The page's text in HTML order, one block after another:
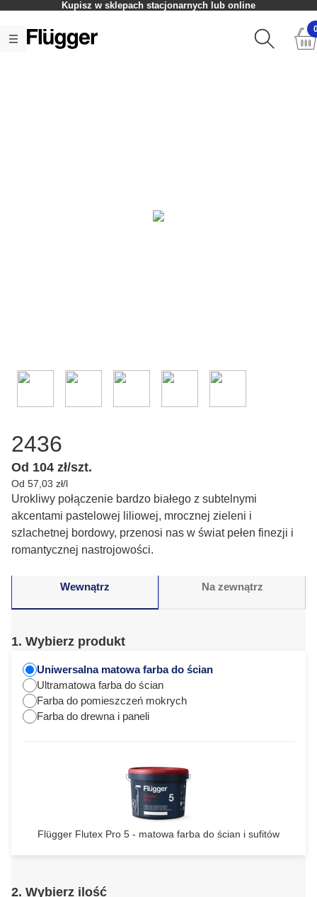
Kupisz w sklepach stacjonarnych lub online
2436
Od 104 zł/szt.
Od 57,03 zł/l
Urokliwy połączenie bardzo białego z subtelnymi
akcentami pastelowej liliowej, mrocznej zieleni i
szlachetnej bordowy, przenosi nas w świat pełen finezji i
romantycznej nastrojowości.
Wewnątrz Na zewnątrz
1. Wybierz produkt
Uniwersalna matowa farba do ścian
Ultramatowa farba do ścian
Farba do pomieszczeń mokrych
Farba do drewna i paneli
Flügger Flutex Pro 5 - matowa farba do ścian i sufitów
2. Wybierz ilość